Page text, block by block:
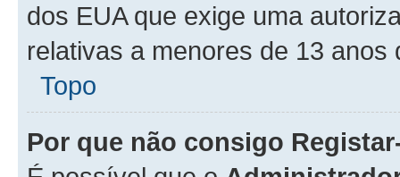
dos EUA que exige uma
relativas a menores de 13 anos
Topo
Por que não consigo